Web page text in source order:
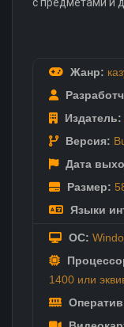
Жанр:
Издатель:
Версия:
Дата
Размер:
Языки
ОС:
1400 или